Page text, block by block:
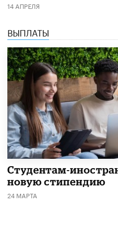
14 АПРЕЛЯ
ВЫПЛАТЫ
Студентам-
новую стипендию
24 МАРТА